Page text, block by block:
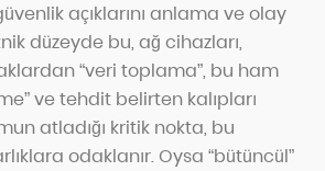
açıklarını anlama ve olay
düzeyde bu, ağ cihazları,
“veri toplama”, bu ham
ve tehdit belirten kalıpları
atladığı kritik nokta, bu
odaklanır. Oysa “bütüncül”